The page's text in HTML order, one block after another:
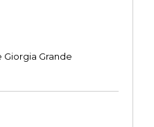
Grande